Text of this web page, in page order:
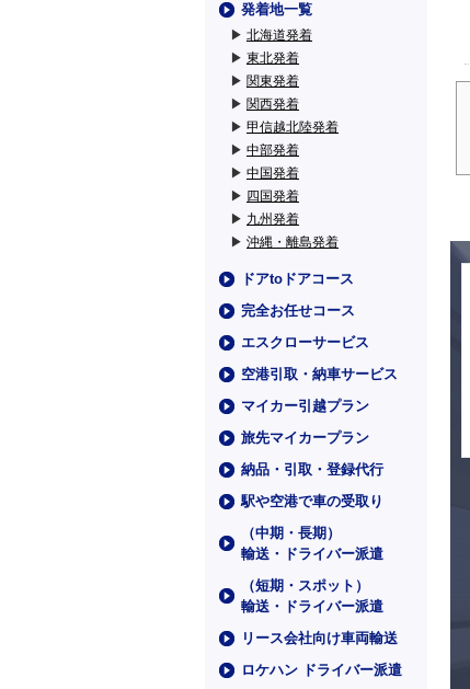
発着地一覧
▶ 北海道発着
▶ 東北発着
▶ 関東発着
▶ 関西発着
▶ 甲信越北陸発着
▶ 中部発着
▶ 中国発着
▶ 四国発着
▶ 九州発着
▶ 沖縄・離島発着
ドアtoドアコース
完全お任せコース
エスクローサービス
空港引取・納車サービス
マイカー引越プラン
旅先マイカープラン
納品・引取・登録代行
駅や空港で車の受取り
（中期・⻑期）
輸送・ドライバー派遣
（短期・スポット）
輸送・ドライバー派遣
リース会社向け車両輸送
ロケハン ドライバー派遣